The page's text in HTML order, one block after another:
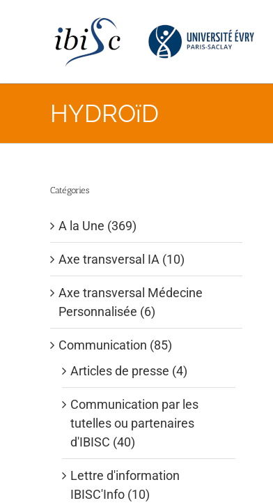
HYDROïD
Catégories
A la Une (369)
Axe transversal IA (10)
Axe transversal Médecine
Personnalisée (6)
Communication (85)
Articles de presse (4)
Communication par les
tutelles ou partenaires
d'IBISC (40)
Lettre d'information
IBISC'Info (10)